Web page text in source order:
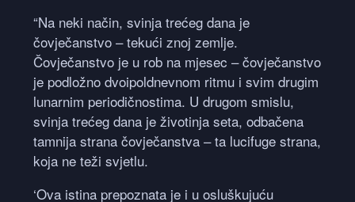
“Na neki način, svinja trećeg dana je
čovječanstvo – tekući znoj zemlje.
Čovječanstvo je u rob na mjesec – čovječanstvo
je podložno dvoipoldnevnom ritmu i svim drugim
lunarnim periodičnostima. U drugom smislu,
svinja trećeg dana je životinja seta, odbačena
tamnija strana čovječanstva – ta lucifuge strana,
koja ne teži svjetlu.
‘Ova istina prepoznata je i u osluškujuću